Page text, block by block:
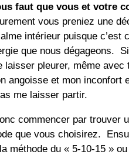
faut que vous et votre
vous preniez une
intérieur puisque
que nous dégageons.
laisser pleurer, même
angoisse et mon inconfort
me laisser partir.
commencer par trouver
que vous choisirez.
méthode du « 5-10-15 »